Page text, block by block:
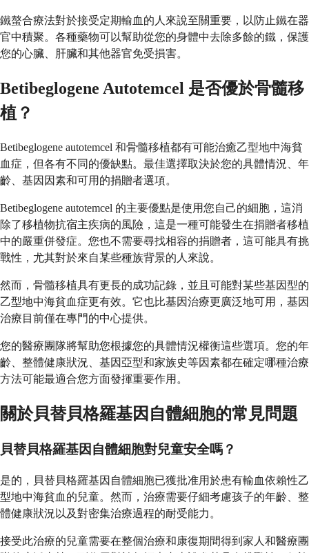
鐵螯合療法對於接受定期輸血的人來說至關重要，以防止鐵在器
官中積聚。各種藥物可以幫助從您的身體中去除多餘的鐵，保護
您的心臟、肝臟和其他器官免受損害。
Betibeglogene Autotemcel 是否優於骨髓移
植？
Betibeglogene autotemcel 和骨髓移植都有可能治癒乙型地中海貧
血症，但各有不同的優缺點。最佳選擇取決於您的具體情況、年
齡、基因因素和可用的捐贈者選項。
Betibeglogene autotemcel 的主要優點是使用您自己的細胞，這消
除了移植物抗宿主疾病的風險，這是一種可能發生在捐贈者移植
中的嚴重併發症。您也不需要尋找相容的捐贈者，這可能具有挑
戰性，尤其對於來自某些種族背景的人來說。
然而，骨髓移植具有更長的成功記錄，並且可能對某些基因型的
乙型地中海貧血症更有效。它也比基因治療更廣泛地可用，基因
治療目前僅在專門的中心提供。
您的醫療團隊將幫助您根據您的具體情況權衡這些選項。您的年
齡、整體健康狀況、基因亞型和家族史等因素都在確定哪種治療
方法可能最適合您方面發揮重要作用。
關於貝替貝格羅基因自體細胞的常見問題
貝替貝格羅基因自體細胞對兒童安全嗎？
是的，貝替貝格羅基因自體細胞已獲批准用於患有輸血依賴性乙
型地中海貧血的兒童。然而，治療需要仔細考慮孩子的年齡、整
體健康狀況以及對密集治療過程的耐受能力。
接受此治療的兒童需要在整個治療和康復期間得到家人和醫療團